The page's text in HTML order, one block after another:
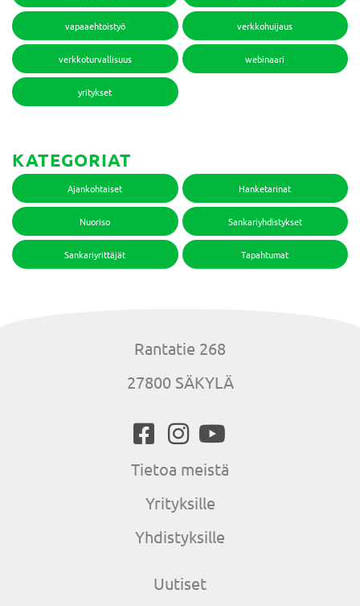
vapaaehtoistyö verkkohuijaus
verkkoturvallisuus webinaari
yritykset
KATEGORIAT
Ajankohtaiset Hanketarinat
Nuoriso Sankariyhdistykset
Sankariyrittäjät Tapahtumat
Rantatie 268
27800 SÄKYLÄ
Tietoa meistä
Yrityksille
Yhdistyksille
Uutiset